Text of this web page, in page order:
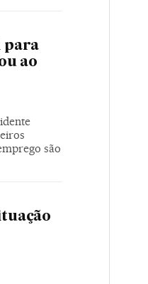
para
ao
são